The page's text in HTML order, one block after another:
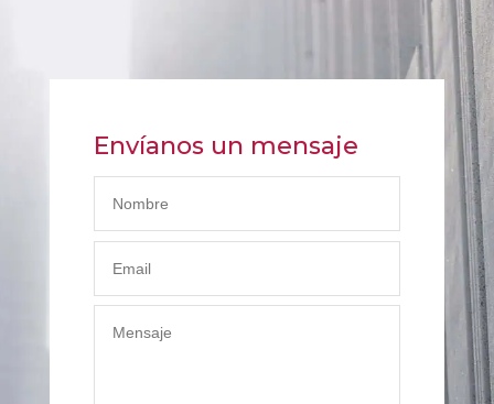
Envíanos un mensaje